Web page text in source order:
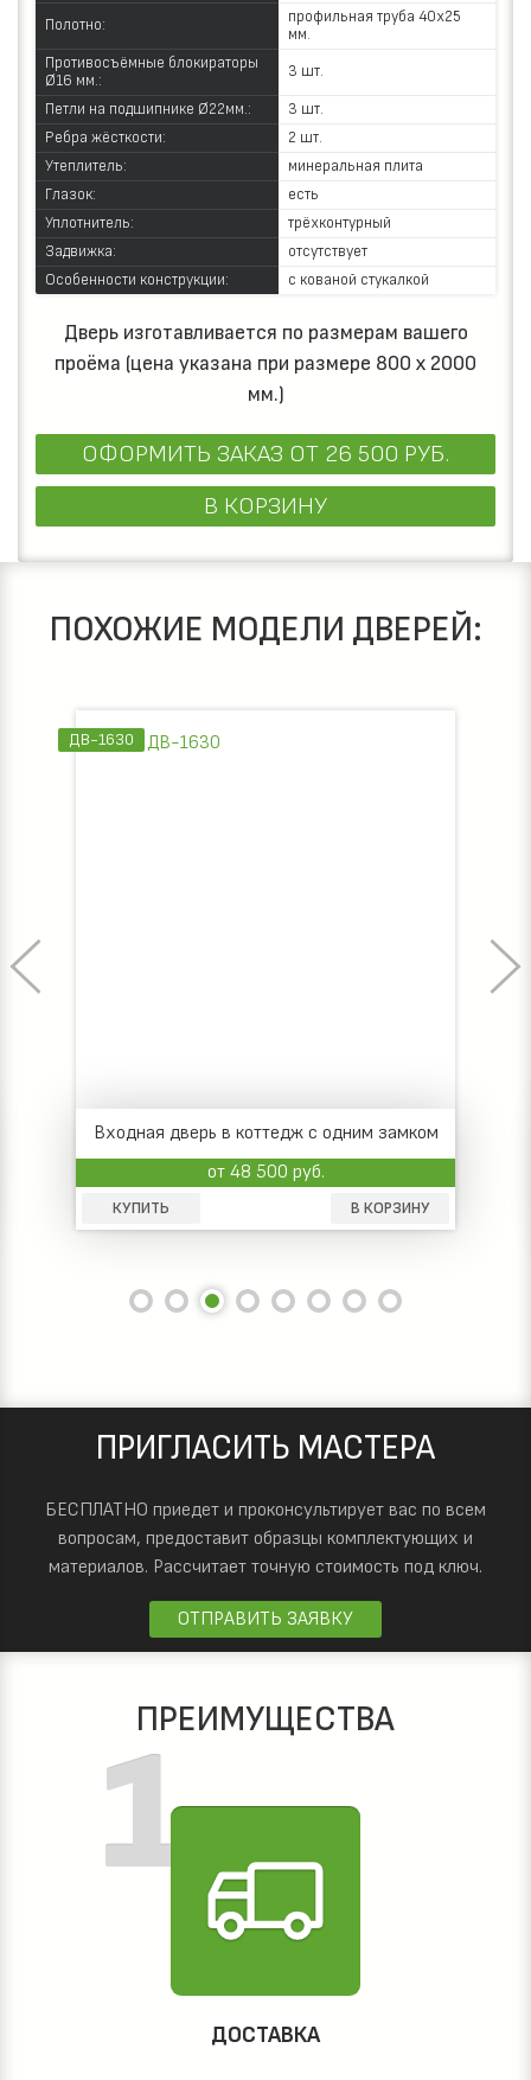
Полотно:
профильная труба 40х25
мм.
Противосъёмные блокираторы
Ø16 мм.:
3 шт.
Петли на подшипнике Ø22мм.:
3 шт.
Ребра жёсткости:
2 шт.
Утеплитель:
минеральная плита
Глазок:
есть
Уплотнитель:
трёхконтурный
Задвижка:
отсутствует
Особенности конструкции:
с кованой стукалкой
Дверь изготавливается по размерам вашего
проёма (цена указана при размере 800 х 2000
мм.)
ОФОРМИТЬ ЗАКАЗ ОТ 26 500 РУБ.
В КОРЗИНУ
ПОХОЖИЕ МОДЕЛИ ДВЕРЕЙ:
ДВ-1634
Входная дверь в коттедж с одним замком
и отделкой шпоном
от 41 000 руб.
КУПИТЬ В КОРЗИНУ
ПРИГЛАСИТЬ МАСТЕРА
БЕСПЛАТНО приедет и проконсультирует вас по всем
вопросам, предоставит образцы комплектующих и
материалов. Рассчитает точную стоимость под ключ.
ОТПРАВИТЬ ЗАЯВКУ
ПРЕИМУЩЕСТВА
ДОСТАВКА